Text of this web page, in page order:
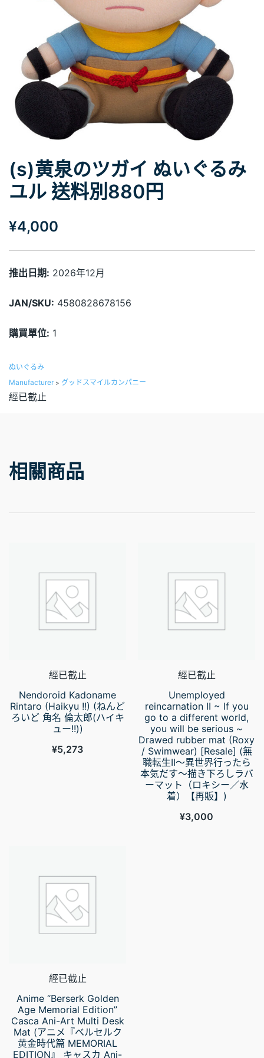
(s)黄泉のツガイ ぬいぐるみ
ユル 送料別880円
¥4,000
推出日期: 2026年12月
JAN/SKU: 4580828678156
購買單位: 1
ぬいぐるみ
Manufacturer > グッドスマイルカンパニー
經已截止
相關商品
經已截止
Nendoroid Kadoname
Rintaro (Haikyu !!) (ねんど
ろいど 角名 倫太郎(ハイキ
ュー!!))
¥5,273
經已截止
Unemployed
reincarnation II ~ If you
go to a different world,
you will be serious ~
Drawed rubber mat (Roxy
/ Swimwear) [Resale] (無
職転生II～異世界行ったら
本気だす～描き下ろしラバ
ーマット（ロキシー／水
着）【再販】)
¥3,000
經已截止
Anime “Berserk Golden
Age Memorial Edition”
Casca Ani-Art Multi Desk
Mat (アニメ『ベルセルク
黄金時代篇 MEMORIAL
EDITION』 キャスカ Ani-